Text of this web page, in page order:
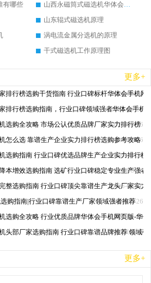
有哪些
山西永磁筒式磁选机华体会手机网页版-华体会(中国)
山东辊式磁选机原理
涡电流金属分选机的原理
干式磁选机工作原理图
更多+
2026-06-26
排行榜选购干货指南 行业口碑标杆华体会手机网
2026-06-26
排行榜选购指南，行业口碑领域强者华体会手机
2026-06-26
选购全攻略 市场公认优质品牌厂家实力排行榜
2026-06-26
怎么选 靠谱生产企业实力排行榜选购参考攻略
2026-06-26
选购指南 行业口碑优选品牌生产企业实力排行榜
2026-06-26
本增效选购指南 选矿行业口碑稳定专业生产强者
2026-06-26
整选购指南 行业口碑顶尖靠谱生产龙头厂家实力
2026-06-26
购指南|行业口碑靠谱生产厂家领域强者推荐
2026-06-26
选购全攻略 行业优质品牌华体会手机网页版-华
2026-06-26
头部厂家选购指南 行业口碑靠谱品牌推荐 领域
更多+